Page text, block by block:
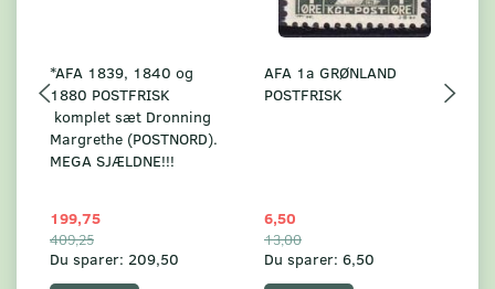
*AFA 1839, 1840 og
1880 POSTFRISK
komplet sæt Dronning
Margrethe (POSTNORD).
MEGA SJÆLDNE!!!
199,75
409,25
Du sparer: 209,50
AFA 1a GRØNLAND
POSTFRISK
6,50
13,00
Du sparer: 6,50